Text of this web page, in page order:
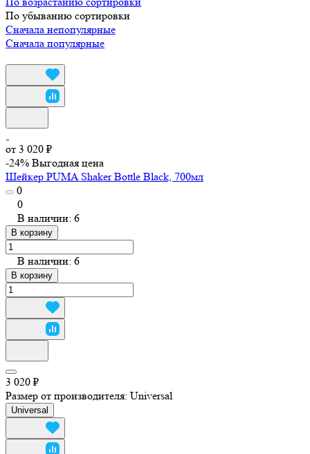
По убыванию сортировки
Сначала непопулярные
Сначала популярные
от 3 020 ₽
-24% Выгодная цена
Шейкер PUMA Shaker Bottle Black, 700мл
0
0
В наличии: 6
В корзину
В наличии: 6
В корзину
3 020 ₽
Размер от производителя: Universal
Universal